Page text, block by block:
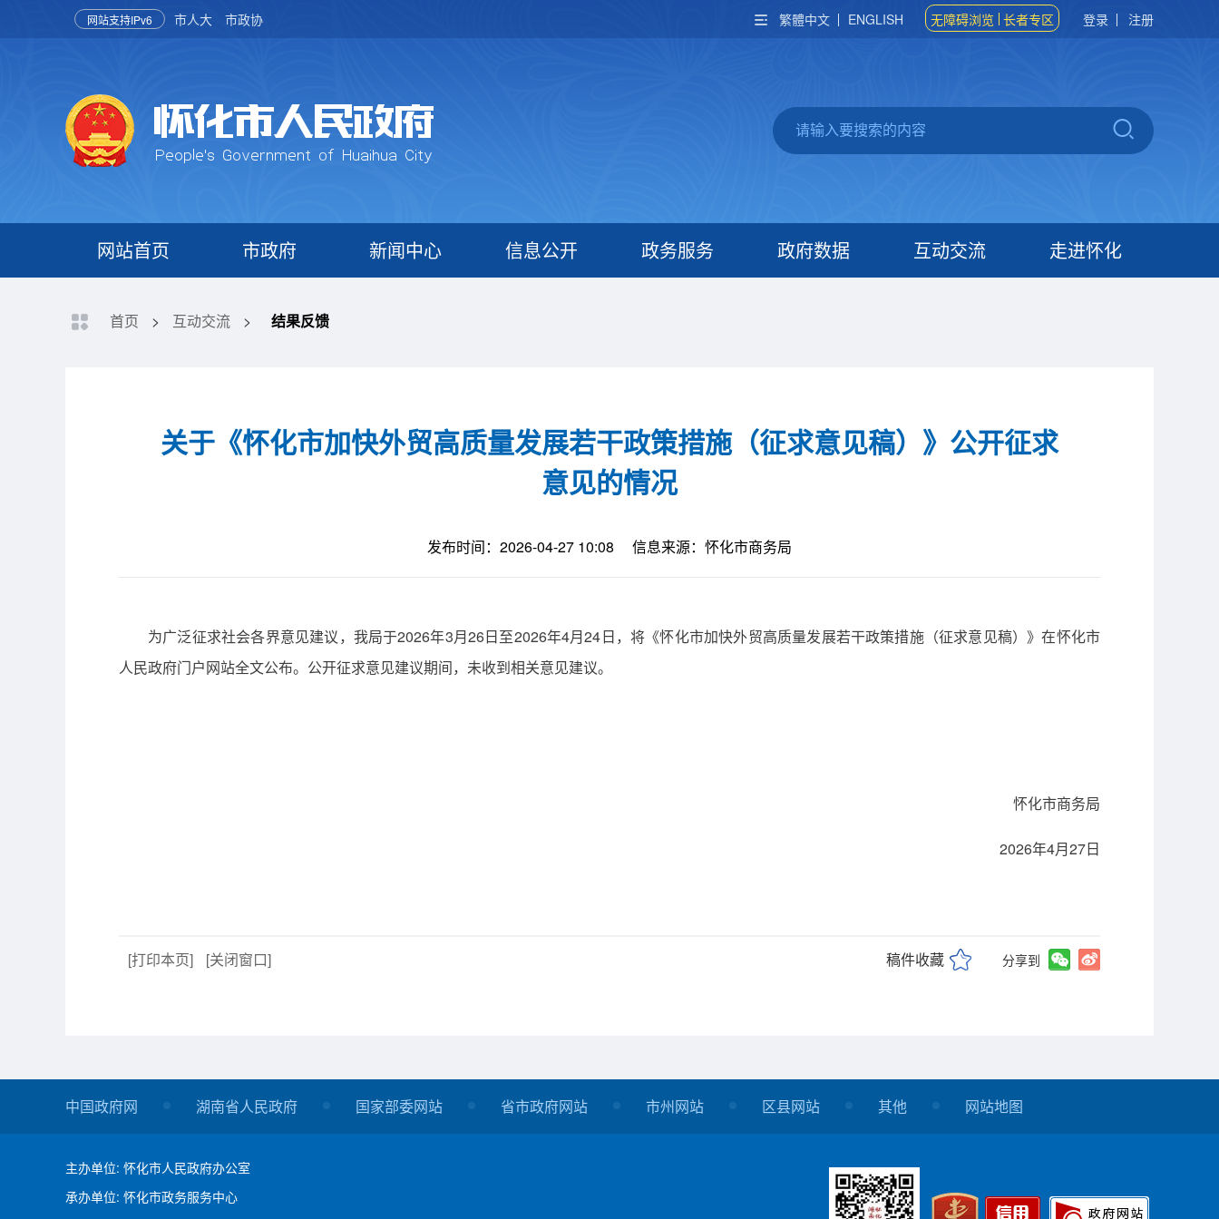
网站支持IPv6 市人大 市政协 繁體中文 ENGLISH 无障碍浏览 长者专区 登录 注册
网站首页 市政府 新闻中心 信息公开 政务服务 政府数据 互动交流 走进怀化
首页 > 互动交流 > 结果反馈
关于《怀化市加快外贸高质量发展若干政策措施（征求意见稿）》公开征求
意见的情况
发布时间：2026-04-27 10:08 信息来源：怀化市商务局
为广泛征求社会各界意见建议，我局于2026年3月26日至2026年4月24日，将《怀化市加快外贸高质量发展若干政策措施（征求意见稿）》在怀化市
人民政府门户网站全文公布。公开征求意见建议期间，未收到相关意见建议。
怀化市商务局
2026年4月27日
[打印本页] [关闭窗口] 稿件收藏 分享到
中国政府网 湖南省人民政府 国家部委网站 省市政府网站 市州网站 区县网站 其他 网站地图
主办单位: 怀化市人民政府办公室
承办单位: 怀化市政务服务中心